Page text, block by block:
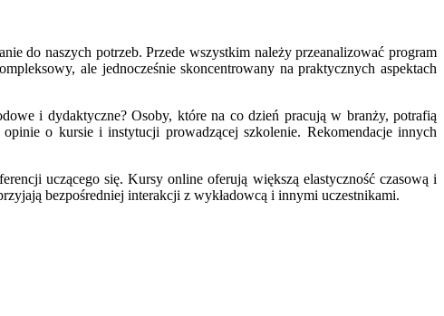
do naszych potrzeb. Przede wszystkim należy przeanalizować program
ale jednocześnie skoncentrowany na praktycznych aspektach
i dydaktyczne? Osoby, które na co dzień pracują w branży, potrafią
o kursie i instytucji prowadzącej szkolenie. Rekomendacje innych
uczącego się. Kursy online oferują większą elastyczność czasową i
bezpośredniej interakcji z wykładowcą i innymi uczestnikami.